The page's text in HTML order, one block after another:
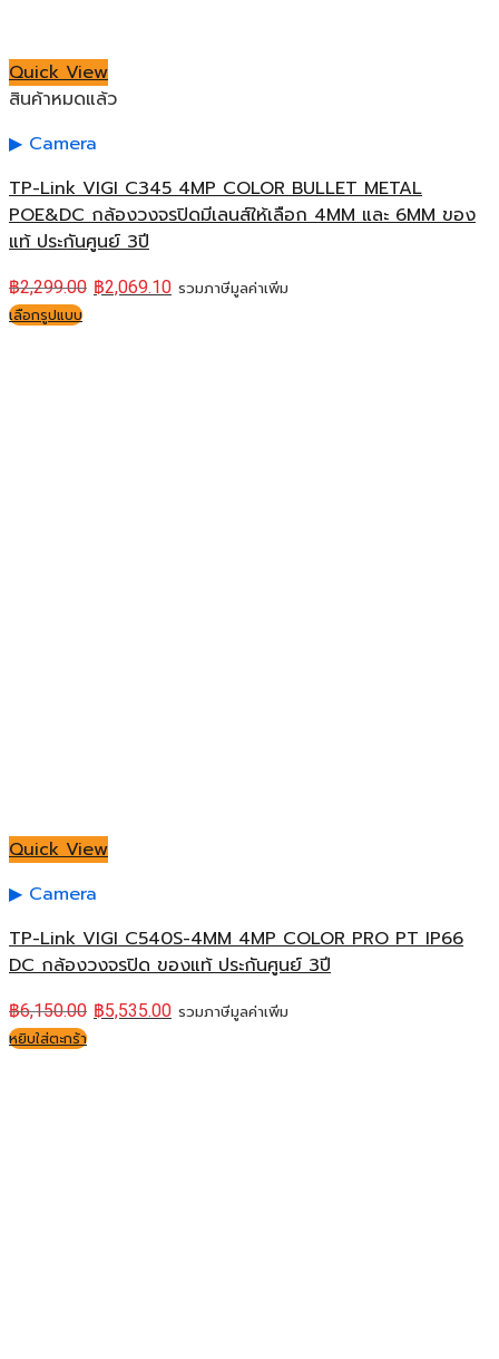
Quick View
สินค้าหมดแล้ว
Camera
TP-Link VIGI C345 4MP COLOR BULLET METAL
POE&DC กล้องวงจรปิดมีเลนส์ให้เลือก 4MM และ 6MM ของ
แท้ ประกันศูนย์ 3ปี
฿2,299.00 ฿2,069.10 รวมภาษีมูลค่าเพิ่ม
เลือกรูปแบบ
Quick View
Camera
TP-Link VIGI C540S-4MM 4MP COLOR PRO PT IP66
DC กล้องวงจรปิด ของแท้ ประกันศูนย์ 3ปี
฿6,150.00 ฿5,535.00 รวมภาษีมูลค่าเพิ่ม
หยิบใส่ตะกร้า